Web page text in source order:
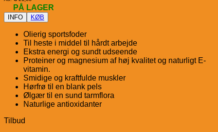
PÅ LAGER
INFO KØB
Olierig sportsfoder
Til heste i middel til hårdt arbejde
Ekstra energi og sundt udseende
Proteiner og magnesium af høj kvalitet og naturligt E-
vitamin.
Smidige og kraftfulde muskler
Hørfrø til en blank pels
Ølgær til en sund tarmflora
Naturlige antioxidanter
Tilbud